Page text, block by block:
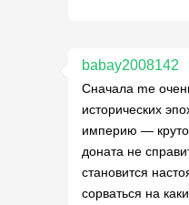
babay2008142
Сначала me
исторических
империю —
доната не
становится
сорваться на